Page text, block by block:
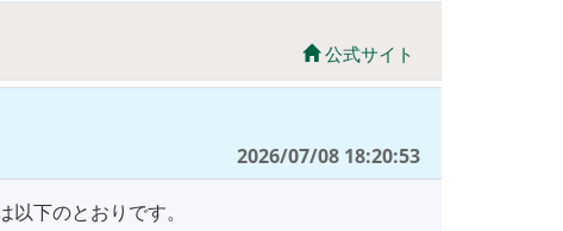
公式サイト
2026/07/08 18:20:53
下のとおりです。